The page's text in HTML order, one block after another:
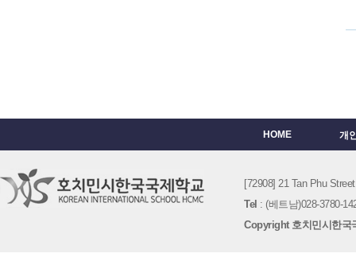
HOME 개
[72908] 21 Tan Phu
Tel : (베트남)028-3780-
Copyright 호치민시한국